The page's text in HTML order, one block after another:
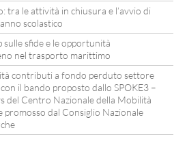
tra le attività in chiusura e l’avvio di
scolastico
sfide e le opportunità
nel trasporto marittimo
contributi a fondo perduto settore
il bando proposto dallo SPOKE3 –
del Centro Nazionale della Mobilità
promosso dal Consiglio Nazionale